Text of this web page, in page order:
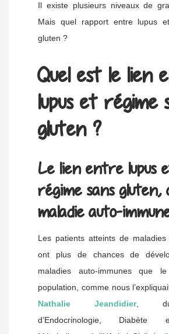
Il existe plusieurs niveaux de
Mais quel rapport entre lupus
gluten ?
Quel est le lien
lupus et régime
gluten ?
Le lien entre lupus
régime sans gluten,
maladie auto-
Les patients atteints de maladies
ont plus de chances de
maladies auto-immunes que
population, comme nous
Nathalie Jeandidier, du
d’Endocrinologie, Diabète